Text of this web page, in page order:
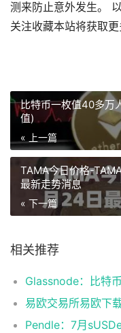
测来防止意外发生。
关注收藏本站将获取更
比特币一枚值40多万
值)
« 上一篇
TAMA今日价格-
最新走势消息
« 下一篇
相关推荐
Pendle：7月